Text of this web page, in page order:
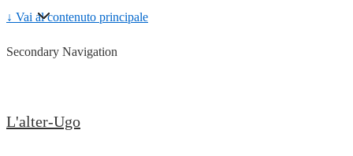
↓ Vai al contenuto principale
Secondary Navigation
L'alter-Ugo